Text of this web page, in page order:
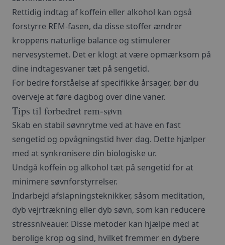
Rettidig indtag af koffein eller alkohol kan også
forstyrre REM-fasen, da disse stoffer ændrer
kroppens naturlige balance og stimulerer
nervesystemet. Det er klogt at være opmærksom på
dine indtagesvaner tæt på sengetid.
For bedre forståelse af specifikke årsager, bør du
overveje at føre dagbog over dine vaner.
Tips til forbedret rem-søvn
Skab en stabil søvnrytme ved at have en fast
sengetid og opvågningstid hver dag. Dette hjælper
med at synkronisere din biologiske ur.
Undgå koffein og alkohol tæt på sengetid for at
minimere søvnforstyrrelser.
Indarbejd afslapningsteknikker, såsom meditation,
dyb vejrtrækning eller dyb søvn, som kan reducere
stressniveauer. Disse metoder kan hjælpe med at
berolige krop og sind, hvilket fremmer en dybere